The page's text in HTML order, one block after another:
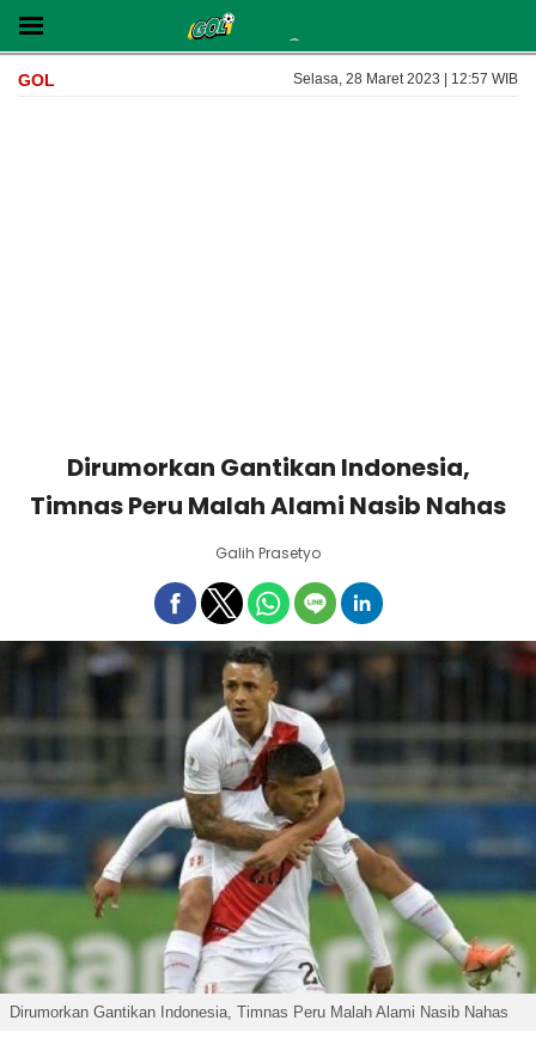
GOL Selasa, 28 Maret 2023 | 12:57 WIB
Dirumorkan Gantikan Indonesia,
Timnas Peru Malah Alami Nasib Nahas
Galih Prasetyo
Dirumorkan Gantikan Indonesia, Timnas Peru Malah Alami Nasib Nahas